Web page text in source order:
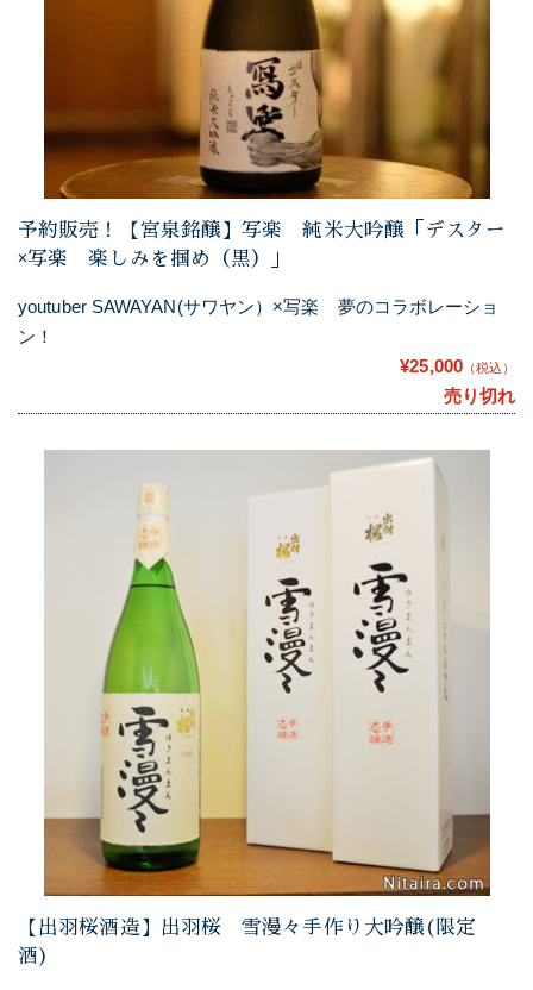
予約販売！【宮泉銘醸】写楽 純米大吟醸「デスター
×写楽 楽しみを掴め（黒）」
youtuber SAWAYAN(サワヤン）×写楽 夢のコラボレーショ
ン！
¥25,000 （税込）
売り切れ
【出羽桜酒造】出羽桜 雪漫々手作り大吟醸(限定
酒)